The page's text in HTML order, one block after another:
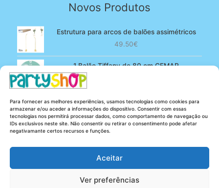
Para fornecer as melhores experiências, usamos tecnologias como cookies para
armazenar e/ou aceder a informações do dispositivo. Consentir com essas
tecnologias nos permitirá processar dados, como comportamento de navegação ou
IDs exclusivos neste site. Não consentir ou retirar o consentimento pode afetar
negativamante certos recursos e funções.
Aceitar
Ver preferências
Novos Produtos
Estrutura para arcos de balões assimétricos
49.50€
1 Balão Tiffany de 80 cm GEMAR
era:
4.90€.
é:
3.80€.
100 Balões Rosa bebé de 13 cm GEMAR -
Powder pink
5.25€ O
era:
4.20€O
é: